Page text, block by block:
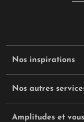
Nos inspirations
Nos autres
Amplitudes et vous